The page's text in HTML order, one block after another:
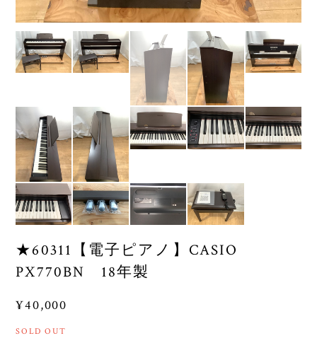
★60311【電子ピアノ】CASIO
PX770BN 18年製
¥40,000
SOLD OUT